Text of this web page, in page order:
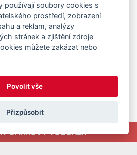
DÁRKOVÝ VOUCHER
používají soubory cookies s
prostředí, zobrazení
a reklam, analýzy
stránek a zjištění zdroje
můžete zakázat nebo
Povolit vše
Přizpůsobit